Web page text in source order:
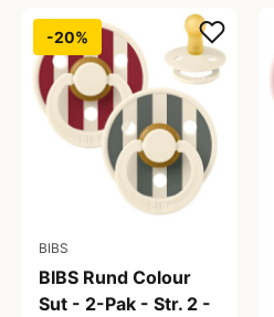
-20%
BIBS
BIBS Rund Colour
Sut - 2-Pak - Str. 2 -